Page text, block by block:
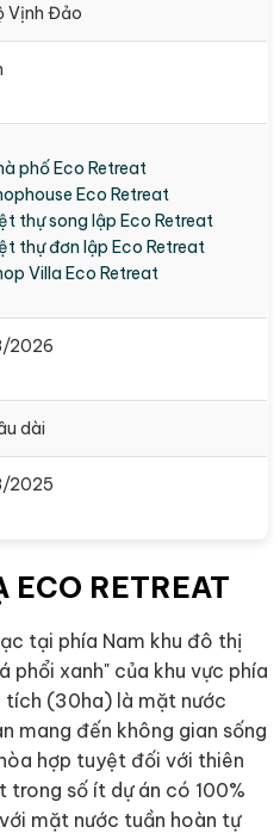
Vịnh Đảo
phố Eco Retreat
Eco Retreat
thự song lập Eco Retreat
thự đơn lập Eco Retreat
Villa Eco Retreat
2026
dài
2025
ECO RETREAT
tại phía Nam khu đô thị
phổi xanh" của khu vực phía
tích (30ha) là mặt nước
mang đến không gian sống
hợp tuyệt đối với thiên
số ít dự án có 100%
mặt nước tuần hoàn tự